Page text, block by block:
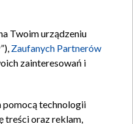
Twoim urządzeniu
Zaufanych Partnerów
zainteresowań i
pomocą technologii
treści oraz reklam,